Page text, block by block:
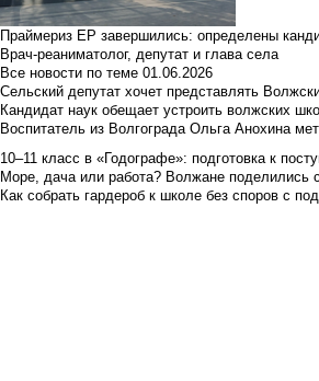
Праймериз ЕР завершились: определены
Врач-реаниматолог, депутат и глава села
Все новости по теме 01.06.2026
Сельский депутат хочет представлять
Кандидат наук обещает устроить волжских
Воспитатель из Волгограда Ольга Анохина
10–11 класс в «Годографе»: подготовка к
Море, дача или работа? Волжане поделились
Как собрать гардероб к школе без споров с